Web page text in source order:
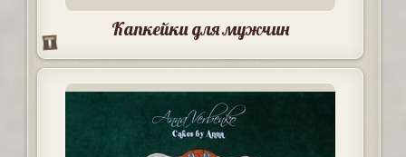
Капкейки для мужчин